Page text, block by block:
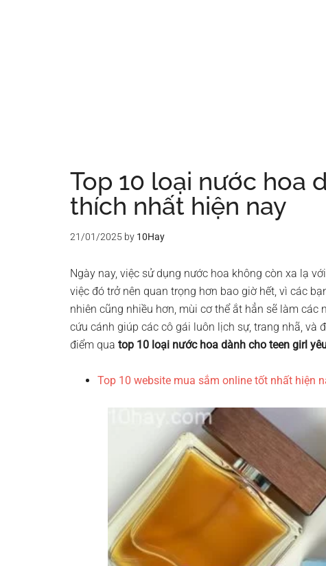
Top 10 loại nước hoa
thích nhất hiện nay
21/01/2025 by 10Hay
Ngày nay, việc sử dụng nước hoa không còn xa lạ
việc đó trở nên quan trọng hơn bao giờ hết, vì các
nhiên cũng nhiều hơn, mùi cơ thể ắt hẳn sẽ làm
cứu cánh giúp các cô gái luôn lịch sự, trang nhã, và
điểm qua top 10 loại nước hoa dành cho teen girl
Top 10 website mua sắm online tốt nhất hiện